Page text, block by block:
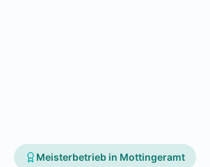
Meisterbetrieb in Mottingeramt